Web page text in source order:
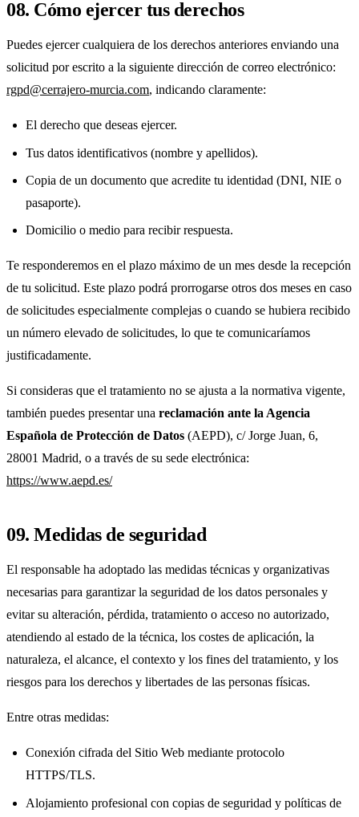
08. Cómo ejercer tus derechos
Puedes ejercer cualquiera de los derechos anteriores enviando una
solicitud por escrito a la siguiente dirección de correo electrónico:
rgpd@cerrajero-murcia.com, indicando claramente:
El derecho que deseas ejercer.
Tus datos identificativos (nombre y apellidos).
Copia de un documento que acredite tu identidad (DNI, NIE o
pasaporte).
Domicilio o medio para recibir respuesta.
Te responderemos en el plazo máximo de un mes desde la recepción
de tu solicitud. Este plazo podrá prorrogarse otros dos meses en caso
de solicitudes especialmente complejas o cuando se hubiera recibido
un número elevado de solicitudes, lo que te comunicaríamos
justificadamente.
Si consideras que el tratamiento no se ajusta a la normativa vigente,
también puedes presentar una reclamación ante la Agencia
Española de Protección de Datos (AEPD), c/ Jorge Juan, 6,
28001 Madrid, o a través de su sede electrónica:
https://www.aepd.es/
09. Medidas de seguridad
El responsable ha adoptado las medidas técnicas y organizativas
necesarias para garantizar la seguridad de los datos personales y
evitar su alteración, pérdida, tratamiento o acceso no autorizado,
atendiendo al estado de la técnica, los costes de aplicación, la
naturaleza, el alcance, el contexto y los fines del tratamiento, y los
riesgos para los derechos y libertades de las personas físicas.
Entre otras medidas:
Conexión cifrada del Sitio Web mediante protocolo
HTTPS/TLS.
Alojamiento profesional con copias de seguridad y políticas de